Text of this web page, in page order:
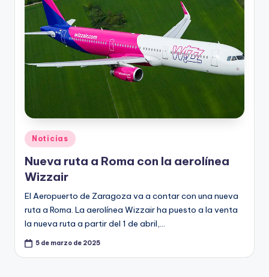
Publicado
en
Noticias
Nueva ruta a Roma con la aerolínea
Wizzair
El Aeropuerto de Zaragoza va a contar con una nueva
ruta a Roma. La aerolínea Wizzair ha puesto a la venta
la nueva ruta a partir del 1 de abril,…
5 de marzo de 2025